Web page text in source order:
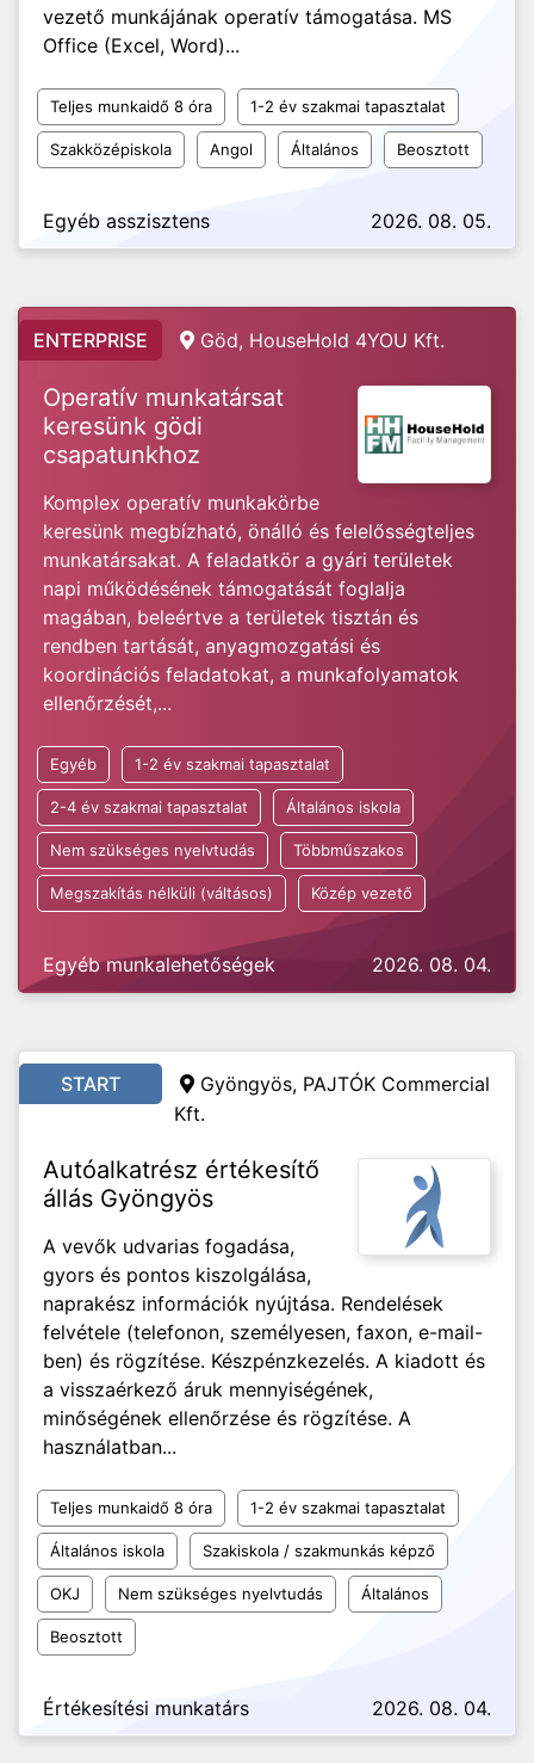
vezető munkájának operatív támogatása. MS
Office (Excel, Word)...
Teljes munkaidő 8 óra 1-2 év szakmai tapasztalat
Szakközépiskola Angol Általános Beosztott
Egyéb asszisztens 2026. 08. 05.
ENTERPRISE Göd, HouseHold 4YOU Kft.
Operatív munkatársat
keresünk gödi
csapatunkhoz
Komplex operatív munkakörbe
keresünk megbízható, önálló és felelősségteljes
munkatársakat. A feladatkör a gyári területek
napi működésének támogatását foglalja
magában, beleértve a területek tisztán és
rendben tartását, anyagmozgatási és
koordinációs feladatokat, a munkafolyamatok
ellenőrzését,...
Egyéb 1-2 év szakmai tapasztalat
2-4 év szakmai tapasztalat Általános iskola
Nem szükséges nyelvtudás Többműszakos
Megszakítás nélküli (váltásos) Közép vezető
Egyéb munkalehetőségek 2026. 08. 04.
START
Gyöngyös, PAJTÓK Commercial
Kft.
Autóalkatrész értékesítő
állás Gyöngyös
A vevők udvarias fogadása,
gyors és pontos kiszolgálása,
naprakész információk nyújtása. Rendelések
felvétele (telefonon, személyesen, faxon, e-mail-
ben) és rögzítése. Készpénzkezelés. A kiadott és
a visszaérkező áruk mennyiségének,
minőségének ellenőrzése és rögzítése. A
használatban...
Teljes munkaidő 8 óra 1-2 év szakmai tapasztalat
Általános iskola Szakiskola / szakmunkás képző
OKJ Nem szükséges nyelvtudás Általános
Beosztott
Értékesítési munkatárs 2026. 08. 04.